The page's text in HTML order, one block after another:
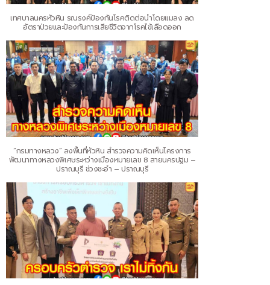
เทศบาลนครหัวหิน รณรงค์ป้องกันโรคติดต่อนำโดยแมลง ลด
อัตราป่วยและป้องกันการเสียชีวิตจากโรคไข้เลือดออก
“กรมทางหลวง” ลงพื้นที่หัวหิน สำรวจความคิดเห็นโครงการ
พัฒนาทางหลวงพิเศษระหว่างเมืองหมายเลข 8 สายนครปฐม –
ปราณบุรี ช่วงชะอำ – ปราณบุรี